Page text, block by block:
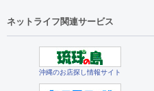
ネットライフ関連サービス
沖縄のお店探し情報サイト